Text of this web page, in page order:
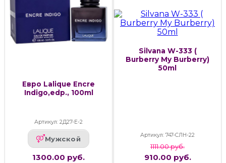
Евро Lalique Encre
Indigo,edp., 100ml
Артикул: 2Д27-Е-2
Мужской
1300.00 руб.
Silvana W-333 (
Burberry My Burberry)
50ml
Артикул: 747-СЛН-22
1111.00 руб.
910.00 руб.